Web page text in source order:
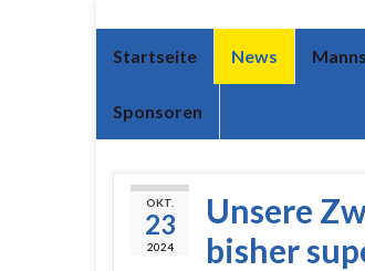
Startseite News
Sponsoren
OKT.
23
2024
Unsere
bisher